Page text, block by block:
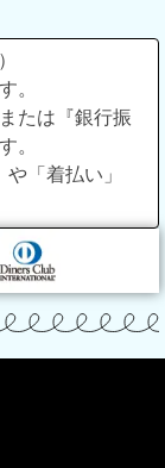
。
たは『銀行振
。
「着払い」